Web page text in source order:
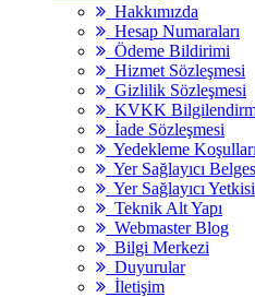
Hakkımızda
Hesap Numaraları
Ödeme Bildirimi
Hizmet Sözleşmesi
Gizlilik Sözleşmesi
KVKK
İade Sözleşmesi
Yedekleme Koşulları
Yer Sağlayıcı
Yer Sağlayıcı Yetkisi
Teknik Alt Yapı
Webmaster Blog
Bilgi Merkezi
Duyurular
İletişim